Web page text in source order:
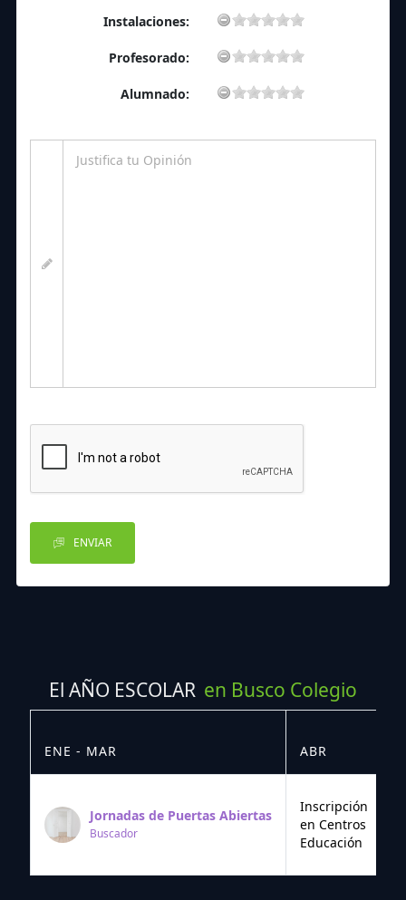
Instalaciones:
Profesorado:
Alumnado:
ENVIAR
El AÑO ESCOLAR en Busco Colegio
ENE - MAR ABR
Jornadas de Puertas Abiertas
Buscador
Inscripción
en Centros
Educación